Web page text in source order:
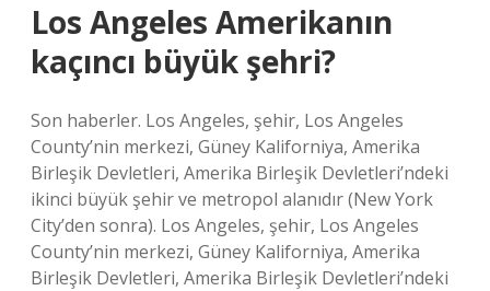
Los Angeles Amerikanın
kaçıncı büyük şehri?
Son haberler. Los Angeles, şehir, Los Angeles
County’nin merkezi, Güney Kaliforniya, Amerika
Birleşik Devletleri, Amerika Birleşik Devletleri’ndeki
ikinci büyük şehir ve metropol alanıdır (New York
City’den sonra). Los Angeles, şehir, Los Angeles
County’nin merkezi, Güney Kaliforniya, Amerika
Birleşik Devletleri, Amerika Birleşik Devletleri’ndeki